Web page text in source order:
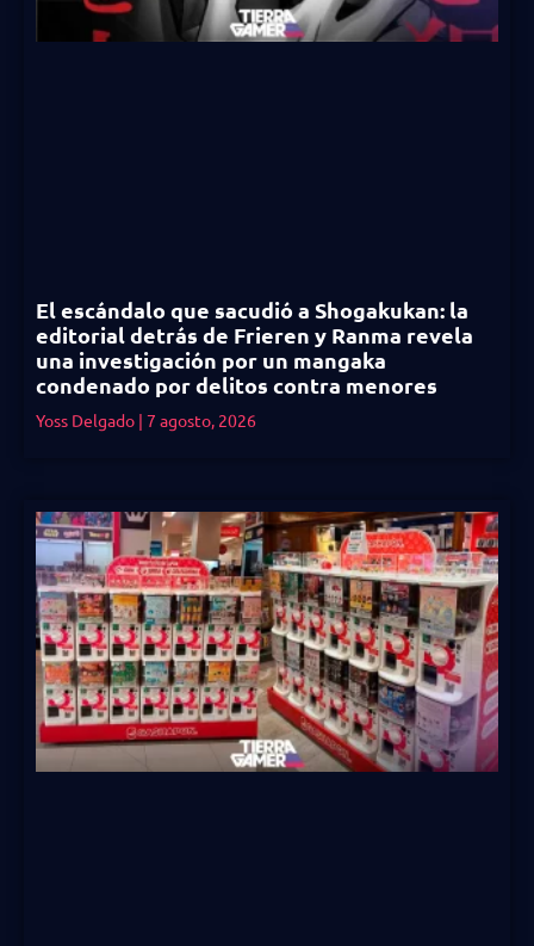
El escándalo que sacudió a Shogakukan: la
editorial detrás de Frieren y Ranma revela
una investigación por un mangaka
condenado por delitos contra menores
Yoss Delgado 7 agosto, 2026